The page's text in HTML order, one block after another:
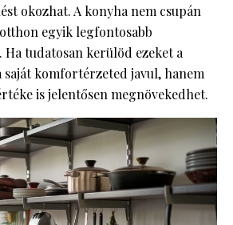
okozhat. A konyha nem csupán
egyik legfontosabb
Ha tudatosan kerülöd ezeket a
saját komfortérzeted javul, hanem
is jelentősen megnövekedhet.